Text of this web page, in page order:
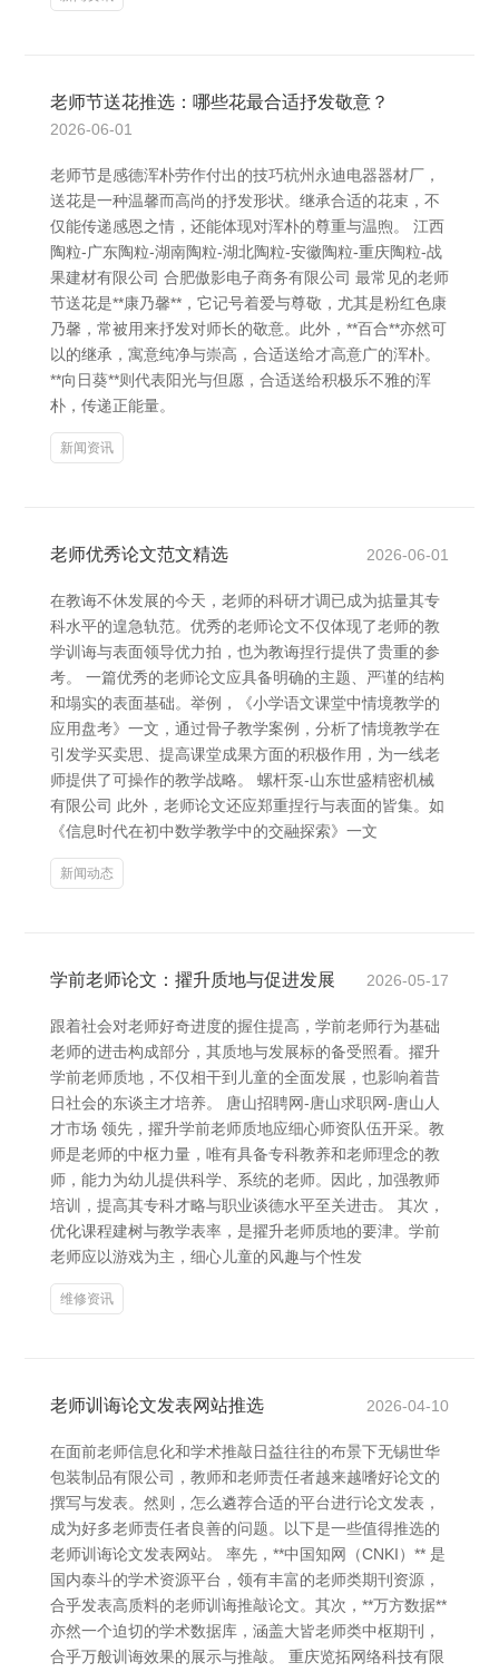
老师节送花推选：哪些花最合适抒发敬意？
2026-06-01
老师节是感德浑朴劳作付出的技巧杭州永迪电器器材厂，
送花是一种温馨而高尚的抒发形状。继承合适的花束，不
仅能传递感恩之情，还能体现对浑朴的尊重与温煦。 江西
陶粒-广东陶粒-湖南陶粒-湖北陶粒-安徽陶粒-重庆陶粒-战
果建材有限公司 合肥傲影电子商务有限公司 最常见的老师
节送花是**康乃馨**，它记号着爱与尊敬，尤其是粉红色康
乃馨，常被用来抒发对师长的敬意。此外，**百合**亦然可
以的继承，寓意纯净与崇高，合适送给才高意广的浑朴。
**向日葵**则代表阳光与但愿，合适送给积极乐不雅的浑
朴，传递正能量。
新闻资讯
老师优秀论文范文精选 2026-06-01
在教诲不休发展的今天，老师的科研才调已成为掂量其专
科水平的遑急轨范。优秀的老师论文不仅体现了老师的教
学训诲与表面领导优力拍，也为教诲捏行提供了贵重的参
考。 一篇优秀的老师论文应具备明确的主题、严谨的结构
和塌实的表面基础。举例，《小学语文课堂中情境教学的
应用盘考》一文，通过骨子教学案例，分析了情境教学在
引发学买卖思、提高课堂成果方面的积极作用，为一线老
师提供了可操作的教学战略。 螺杆泵-山东世盛精密机械
有限公司 此外，老师论文还应郑重捏行与表面的皆集。如
《信息时代在初中数学教学中的交融探索》一文
新闻动态
学前老师论文：擢升质地与促进发展 2026-05-17
跟着社会对老师好奇进度的握住提高，学前老师行为基础
老师的进击构成部分，其质地与发展标的备受照看。擢升
学前老师质地，不仅相干到儿童的全面发展，也影响着昔
日社会的东谈主才培养。 唐山招聘网-唐山求职网-唐山人
才市场 领先，擢升学前老师质地应细心师资队伍开采。教
师是老师的中枢力量，唯有具备专科教养和老师理念的教
师，能力为幼儿提供科学、系统的老师。因此，加强教师
培训，提高其专科才略与职业谈德水平至关进击。 其次，
优化课程建树与教学表率，是擢升老师质地的要津。学前
老师应以游戏为主，细心儿童的风趣与个性发
维修资讯
老师训诲论文发表网站推选 2026-04-10
在面前老师信息化和学术推敲日益往往的布景下无锡世华
包装制品有限公司，教师和老师责任者越来越嗜好论文的
撰写与发表。然则，怎么遴荐合适的平台进行论文发表，
成为好多老师责任者良善的问题。以下是一些值得推选的
老师训诲论文发表网站。 率先，**中国知网（CNKI）** 是
国内泰斗的学术资源平台，领有丰富的老师类期刊资源，
合乎发表高质料的老师训诲推敲论文。其次，**万方数据**
亦然一个迫切的学术数据库，涵盖大皆老师类中枢期刊，
合乎万般训诲效果的展示与推敲。 重庆览拓网络科技有限